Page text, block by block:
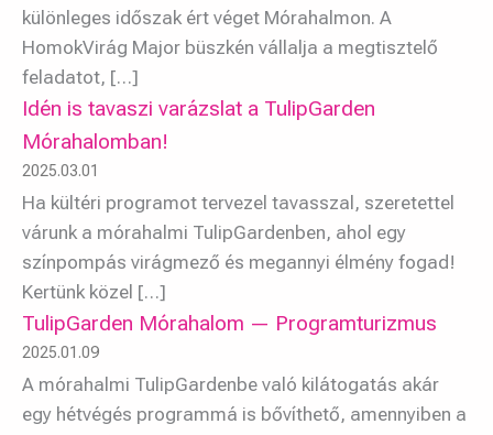
különleges időszak ért véget Mórahalmon. A
HomokVirág Major büszkén vállalja a megtisztelő
feladatot, […]
Idén is tavaszi varázslat a TulipGarden
Mórahalomban!
2025.03.01
Ha kültéri programot tervezel tavasszal, szeretettel
várunk a mórahalmi TulipGardenben, ahol egy
színpompás virágmező és megannyi élmény fogad!
Kertünk közel […]
TulipGarden Mórahalom — Programturizmus
2025.01.09
A mórahalmi TulipGardenbe való kilátogatás akár
egy hétvégés programmá is bővíthető, amennyiben a